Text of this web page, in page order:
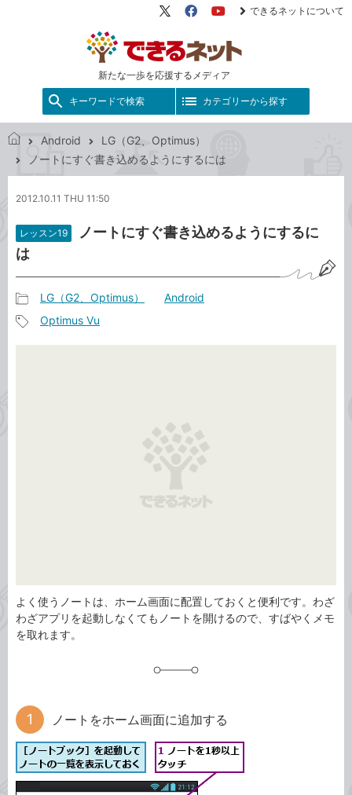
新たな一歩を応援するメディア
X（旧
FacebookYouTube
できるネットについて
キーワードで検索 カテゴリーから探す
ネ
ト
Android
LG（G2、Optimus）
ノートにすぐ書き込めるようにするには
2012.10.11 THU 11:50
レッスン19
ノートにすぐ書き込めるようにするに
は
事
カ
LG（G2、Optimus） Android
Optimus Vu
よく使うノートは、ホーム画面に配置しておくと便利です。わざ
わざアプリを起動しなくてもノートを開けるので、すばやくメモ
を取れます。
ノートをホーム画面に追加する